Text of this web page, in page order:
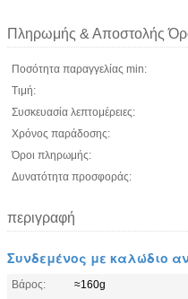
Πληρωμής & Αποστολής
Ποσότητα παραγγελίας min:
Τιμή:
Συσκευασία λεπτομέρειες:
Χρόνος παράδοσης:
Όροι πληρωμής:
Δυνατότητα προσφοράς:
περιγραφή
Συνδεμένος με καλώδιο
Βάρος:
≈160g